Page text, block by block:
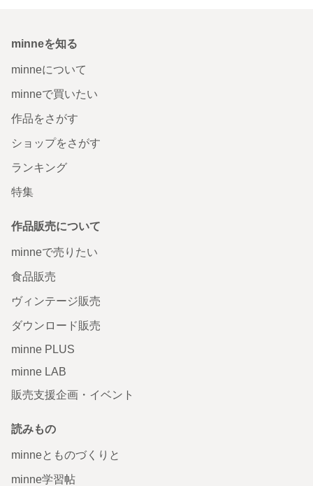
minneを知る
minneについて
minneで買いたい
作品をさがす
ショップをさがす
ランキング
特集
作品販売について
minneで売りたい
食品販売
ヴィンテージ販売
ダウンロード販売
minne PLUS
minne LAB
販売支援企画・イベント
読みもの
minneとものづくりと
minne学習帖